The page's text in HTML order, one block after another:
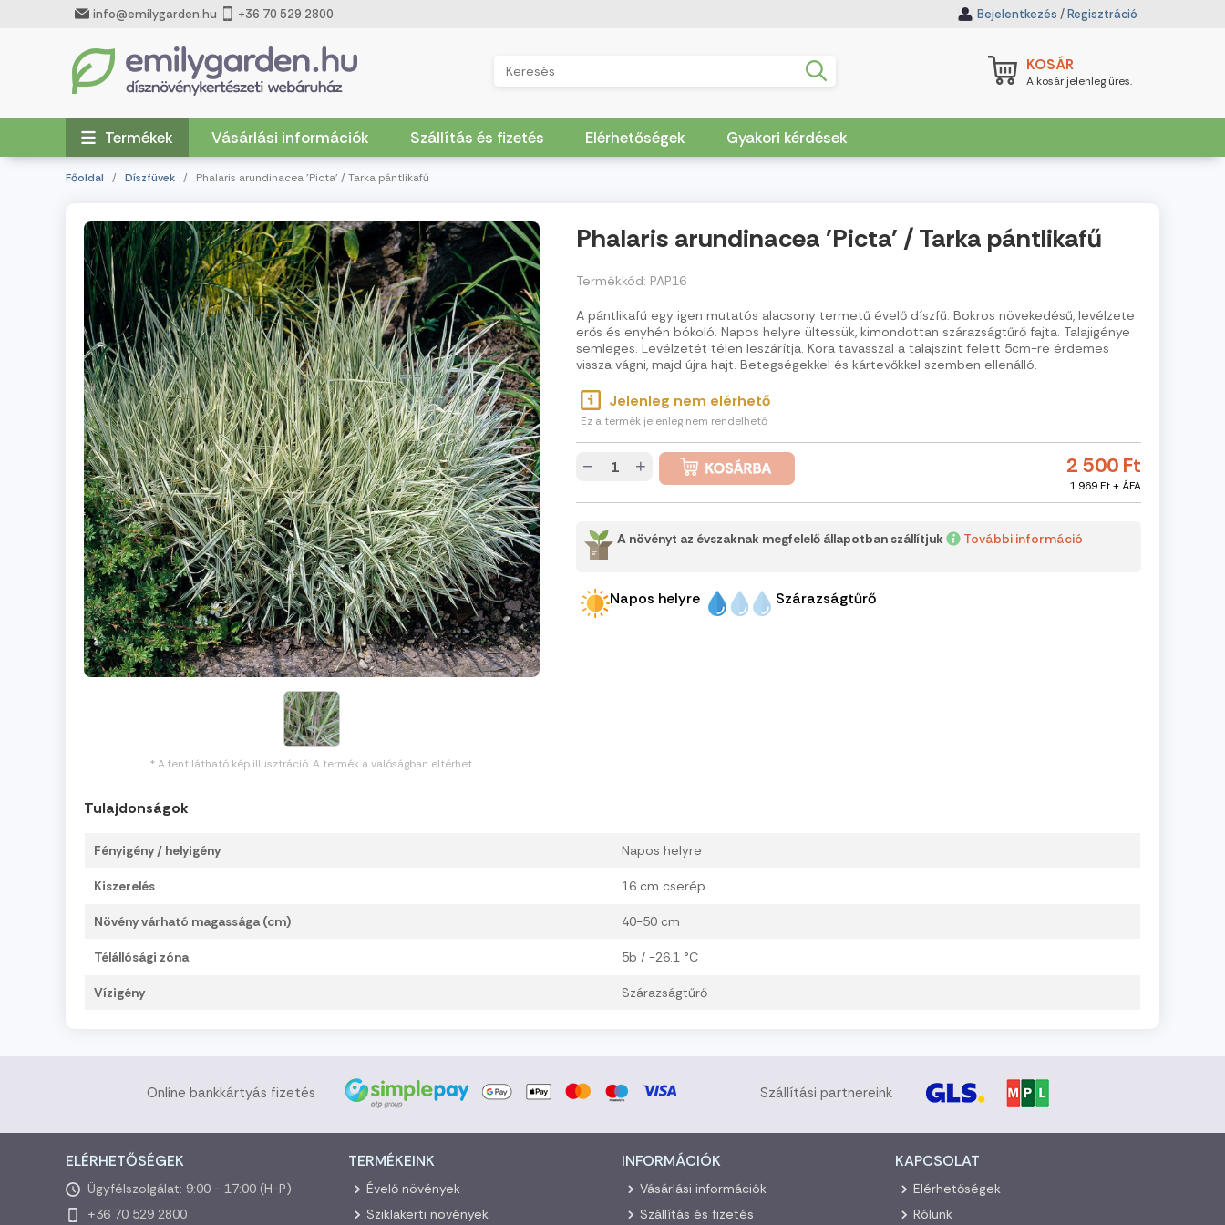
info@emilygarden.hu +36 70 529 2800 Bejelentkezés /Regisztráció
KOSÁR
A kosár jelenleg üres.
Termékek Vásárlási információk Szállítás és fizetés Elérhetőségek Gyakori kérdések
Főoldal / Díszfüvek / Phalaris arundinacea 'Picta' / Tarka pántlikafű
* A fent látható kép illusztráció. A termék a valóságban eltérhet.
Phalaris arundinacea 'Picta' / Tarka pántlikafű
Termékkód: PAP16
A pántlikafű egy igen mutatós alacsony termetű évelő díszfű. Bokros növekedésű, levélzete
erős és enyhén bókoló. Napos helyre ültessük, kimondottan szárazságtűrő fajta. Talajigénye
semleges. Levélzetét télen leszárítja. Kora tavasszal a talajszint felett 5cm-re érdemes
vissza vágni, majd újra hajt. Betegségekkel és kártevőkkel szemben ellenálló.
Jelenleg nem elérhető
Ez a termék jelenleg nem rendelhető
2 500 Ft
1 969 Ft + ÁFA
− +
A növényt az évszaknak megfelelő állapotban szállítjuk További információ
Napos helyre Szárazságtűrő
Tulajdonságok
Fényigény / helyigény Napos helyre
Kiszerelés 16 cm cserép
Növény várható magassága (cm) 40-50 cm
Télállósági zóna 5b / -26.1 °C
Vízigény Szárazságtűrő
Online bankkártyás fizetés Szállítási partnereink
ELÉRHETŐSÉGEK
Ügyfélszolgálat: 9:00 - 17:00 (H-P)
+36 70 529 2800
TERMÉKEINK
Évelő növények
Sziklakerti növények
INFORMÁCIÓK
Vásárlási információk
Szállítás és fizetés
KAPCSOLAT
Elérhetőségek
Rólunk